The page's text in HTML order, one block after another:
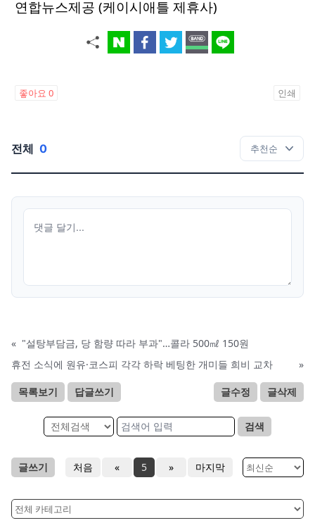
연합뉴스제공 (케이시애틀 제휴사)
좋아요 0 인쇄
전체 0
« "설탕부담금, 당 함량 따라 부과"…콜라 500㎖ 150원
휴전 소식에 원유·코스피 각각 하락 베팅한 개미들 희비 교차
»
목록보기 답글쓰기 글수정 글삭제
검색
글쓰기 처음 « 5 » 마지막